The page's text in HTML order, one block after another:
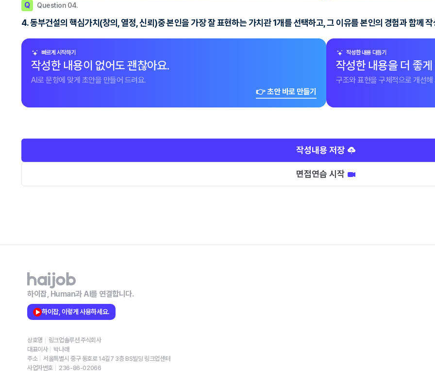
Q Question 04.
4. 동부건설의 핵심가치(창의, 열정, 신뢰)중 본인을 가장 잘 표현하는 가치관 1개를 선택하고, 그 이유를 본인의 경험과 함께
빠르게 시작하기
작성한 내용이 없어도 괜찮아요.
AI로 문항에 맞게 초안을 만들어 드려요.
👉 초안 바로 만들기
작성한 내용 다듬기
작성한 내용을 더 좋
구조와 표현을 구체적으로 개선해
작성내용 저장
면접연습 시작
하이잡, Human과 AI를 연결합니다.
하이잡, 이렇게 사용하세요.
상호명
링크업솔루션 주식회사
대표이사
박나래
주소
서울특별시 중구 동호로 14길7 3층 BS빌딩 링크업센터
사업자번호
236-86-02066